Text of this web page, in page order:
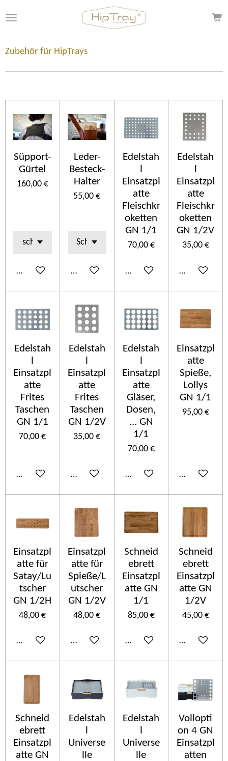
Hauptinhalt
Zubehör für HipTrays
Süpport-
Gürtel
160,00 €
In den Warenkorb
Leder-
Besteck-
Halter
55,00 €
Details anzeigen
Edelstah
l
Einsatzpl
atte
Fleischkr
oketten
GN 1/1
70,00 €
In den Warenkorb
Edelstah
l
Einsatzpl
atte
Fleischkr
oketten
GN 1/2V
35,00 €
In den
Edelstah
Einsatzpl
atte
Frites
Taschen
GN 1/1
70,00 €
In den Warenkorb
Edelstah
Einsatzpl
atte
Frites
Taschen
GN 1/2V
35,00 €
In den Warenkorb
Edelstah
Einsatzpl
atte
Gläser,
Dosen,
... GN
1/1
70,00 €
In den Warenkorb
Einsatzpl
atte
Spieße,
Lollys
GN 1/1
95,00 €
In den
Einsatzpl
atte für
Satay/Lu
tscher
GN 1/2H
48,00 €
In den Warenkorb
Einsatzpl
atte für
Spieße/L
utscher
GN 1/2V
48,00 €
In den Warenkorb
Schneid
ebrett
Einsatzpl
atte GN
1/1
85,00 €
In den Warenkorb
Schneid
ebrett
Einsatzpl
atte GN
1/2V
45,00 €
In den
Schneid
ebrett
Einsatzpl
atte GN
Edelstah
Universe
lle
Edelstah
Universe
lle
Vollopti
on 4 GN
Einsatzpl
atten